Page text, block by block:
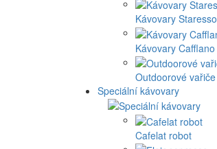
Kávovary Staresso
Kávovary Cafflano
Outdoorové vařiče
Speciální kávovary
Cafelat robot